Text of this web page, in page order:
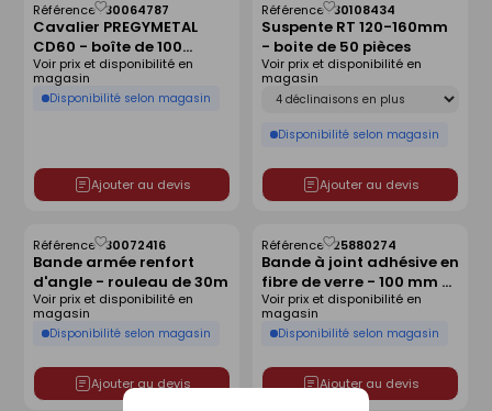
Cavalier PREGYMETAL
CD60 - boîte de 100
pièces
Référence :30064787
Disponibilité selon magasin
Voir prix et disponibilité en
magasin
Ajouter au devis
Enregistrer
comme
liste
Suspente RT 120-160mm
- boite de 50 pièces
Référence :30108434
Déclinaison
Disponibilité selon magasin
Voir prix et disponibilité en
magasin
Ajouter au devis
Enregistrer
comme
liste
Bande armée renfort
d'angle - rouleau de 30m
Référence :30072416
Disponibilité selon magasin
Voir prix et disponibilité en
magasin
Ajouter au devis
Enregistrer
comme
liste
Bande à joint adhésive en
fibre de verre - 100 mm -
rouleau de 50 m
Référence :25880274
Disponibilité selon magasin
Voir prix et disponibilité en
magasin
Ajouter au devis
Enregistrer
comme
liste